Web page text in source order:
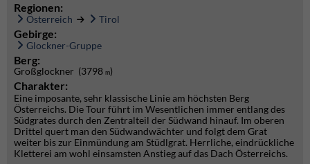
Regionen:
Österreich Tirol
Gebirge:
Glockner-Gruppe
Berg:
Großglockner (3798 m)
Charakter:
Eine imposante, sehr klassische Linie am höchsten Berg
Österreichs. Die Tour führt im Wesentlichen immer entlang des
Südgrates durch den Zentralteil der Südwand hinauf. Im oberen
Drittel quert man den Südwandwächter und folgt dem Grat
weiter bis zur Einmündung am Stüdlgrat. Herrliche, eindrückliche
Kletterei am wohl einsamsten Anstieg auf das Dach Österreichs.